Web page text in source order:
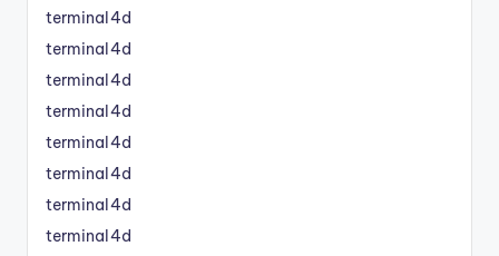
terminal4d
terminal4d
terminal4d
terminal4d
terminal4d
terminal4d
terminal4d
terminal4d